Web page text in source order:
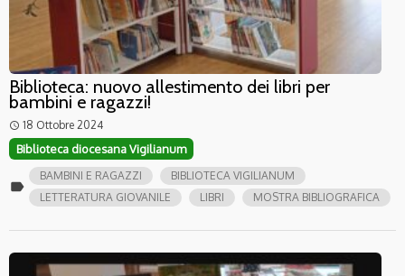
Biblioteca: nuovo allestimento dei libri per
bambini e ragazzi!
access_time 18 Ottobre 2024
Biblioteca diocesana Vigilianum
label
BAMBINI E RAGAZZI
BIBLIOTECA VIGILIANUM
LETTERATURA GIOVANILE
LIBRI MOSTRA BIBLIOGRAFICA